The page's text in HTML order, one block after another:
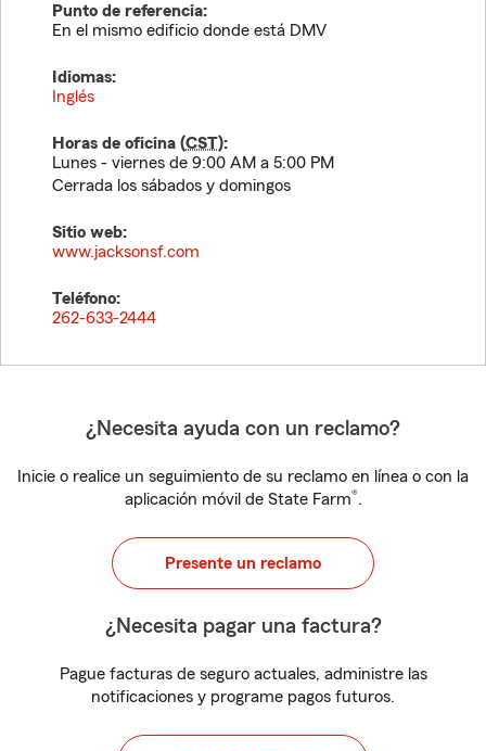
Punto de referencia:
En el mismo edificio donde está DMV
Idiomas:
Inglés
Horas de oficina (CST):
Lunes - viernes de 9:00 AM a 5:00 PM
Cerrada los sábados y domingos
Sitio web:
www.jacksonsf.com
Teléfono:
262-633-2444
¿Necesita ayuda con un reclamo?
Inicie o realice un seguimiento de su reclamo en línea o con la
aplicación móvil de State Farm®.
Presente un reclamo
¿Necesita pagar una factura?
Pague facturas de seguro actuales, administre las
notificaciones y programe pagos futuros.